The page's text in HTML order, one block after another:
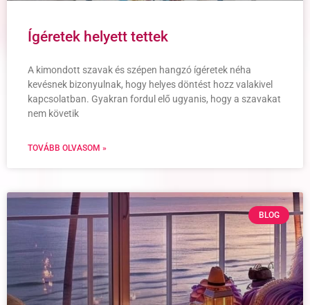
Ígéretek helyett tettek
A kimondott szavak és szépen hangzó ígéretek néha
kevésnek bizonyulnak, hogy helyes döntést hozz valakivel
kapcsolatban. Gyakran fordul elő ugyanis, hogy a szavakat
nem követik
TOVÁBB OLVASOM »
BLOG